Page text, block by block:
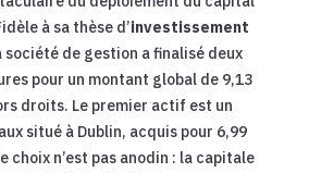
à sa thèse d’investissement
société de gestion a finalisé deux
pour un montant global de 9,13
droits. Le premier actif est un
situé à Dublin, acquis pour 6,99
choix n’est pas anodin : la capitale